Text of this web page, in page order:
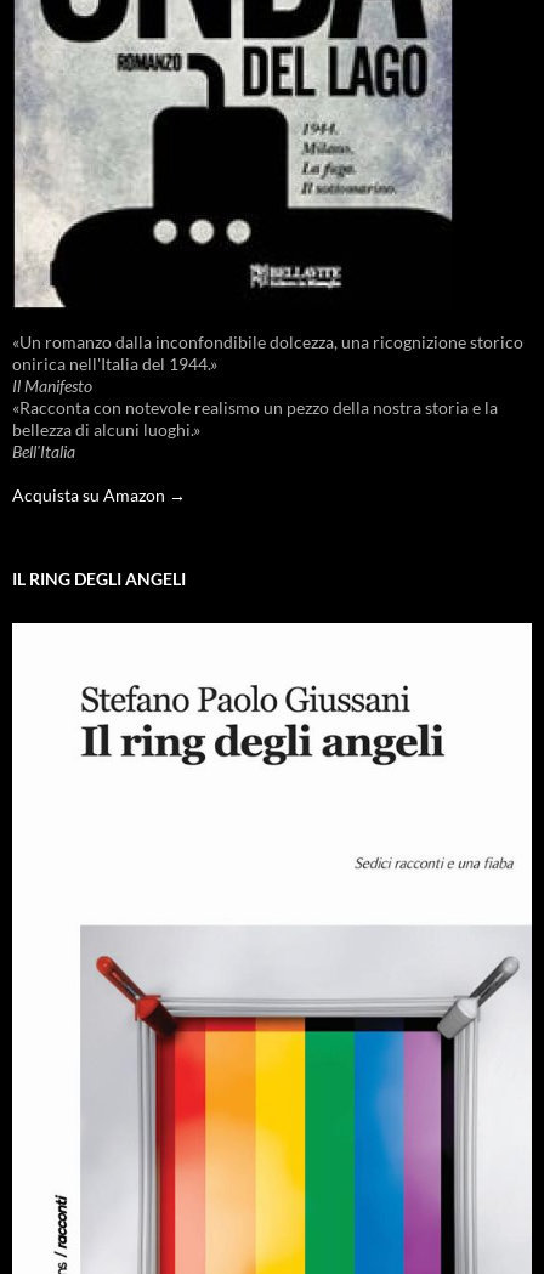
«Un romanzo dalla inconfondibile dolcezza, una ricognizione storico
onirica nell'Italia del 1944.»
Il Manifesto
«Racconta con notevole realismo un pezzo della nostra storia e la
bellezza di alcuni luoghi.»
Bell'Italia
Acquista su Amazon →
IL RING DEGLI ANGELI